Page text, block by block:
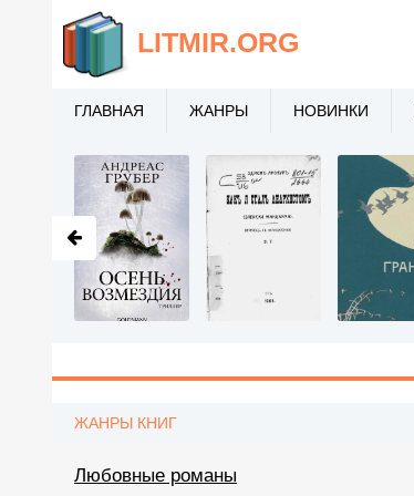
ЖАНРЫ КНИГ
Любовные романы
LITMIR.ORG
ГЛАВНАЯ ЖАНРЫ НОВИНКИ